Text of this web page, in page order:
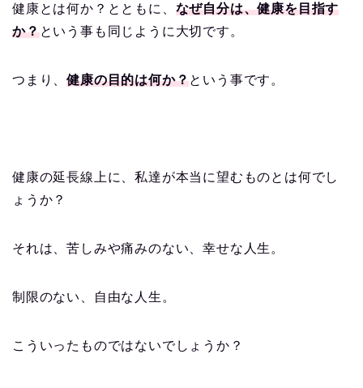
健康とは何か？とともに、 なぜ自分は、健康を目指す
か？という事も同じように大切です。
つまり、健康の目的は何か？という事です。
健康の延長線上に、私達が本当に望むものとは何でし
ょうか？
それは、苦しみや痛みのない、幸せな人生。
制限のない、自由な人生。
こういったものではないでしょうか？